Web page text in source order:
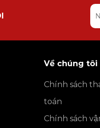
Về chúng tôi
Chính sách
toán
Chính sách